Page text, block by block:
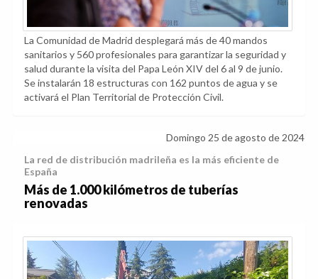
La Comunidad de Madrid desplegará más de 40 mandos
sanitarios y 560 profesionales para garantizar la seguridad y
salud durante la visita del Papa León XIV del 6 al 9 de junio.
Se instalarán 18 estructuras con 162 puntos de agua y se
activará el Plan Territorial de Protección Civil.
Domingo 25 de agosto de 2024
La red de distribución madrileña es la más eficiente de
España
Más de 1.000 kilómetros de tuberías
renovadas